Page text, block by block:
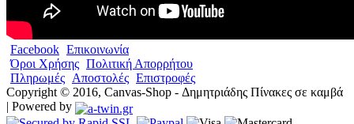
Facebook Επικοινωνία
Όροι Χρήσης Πολιτική Απορρήτου
Πληρωμές Αποστολές Επιστροφές
Copyright © 2016, Canvas-Shop - Δημητριάδης Πίνακες σε καμβά
| Powered by